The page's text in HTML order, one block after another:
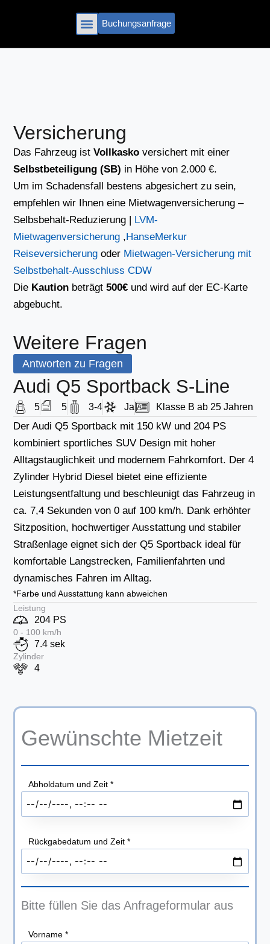
Buchungsanfrage
Versicherung
Das Fahrzeug istVollkasko versichert mit einer
Selbstbeteiligung (SB) in Höhe von 2.000 €.
Um im Schadensfall bestens abgesichert zu sein,
empfehlen wir Ihnen eine Mietwagenversicherung –
Selbsbehalt-Reduzierung | LVM-
Mietwagenversicherung ,HanseMerkur
Reiseversicherung oder Mietwagen-Versicherung mit
Selbstbehalt-Ausschluss CDW
Die Kaution beträgt500€ und wird auf der EC-Karte
abgebucht.
Weitere Fragen
Antworten zu Fragen
Audi Q5 Sportback S-Line
5 5 3-4 Ja Klasse B ab 25 Jahren
Der Audi Q5 Sportback mit 150 kW und 204 PS
kombiniert sportliches SUV Design mit hoher
Alltagstauglichkeit und modernem Fahrkomfort. Der 4
Zylinder Hybrid Diesel bietet eine effiziente
Leistungsentfaltung und beschleunigt das Fahrzeug in
ca. 7,4 Sekunden von 0 auf 100 km/h. Dank erhöhter
Sitzposition, hochwertiger Ausstattung und stabiler
Straßenlage eignet sich der Q5 Sportback ideal für
komfortable Langstrecken, Familienfahrten und
dynamisches Fahren im Alltag.
*Farbe und Ausstattung kann abweichen
Leistung
204 PS
0 - 100 km/h
7.4 sek
Zylinder
4
Gewünschte Mietzeit
Abholdatum und Zeit*
Rückgabedatum und Zeit*
Bitte füllen Sie das Anfrageformular aus
Vorname*